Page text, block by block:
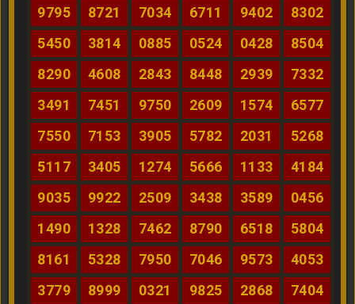
9795
8721 7034 6711 9402
8302
5450
3814 0885 0524 0428
8504
8290
4608 2843 8448 2939
7332
3491
7451 9750 2609 1574
6577
7550
7153 3905 5782 2031
5268
5117
3405 1274 5666 1133
4184
9035
9922 2509 3438 3589
0456
1490
1328 7462 8790 6518
5804
8161
5328 7950 7046 9573
4053
3779
8999 0321 9825 2868
7404